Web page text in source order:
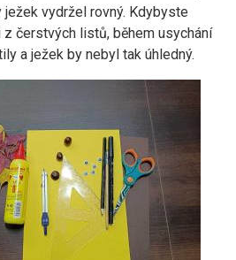
ježek vydržel rovný. Kdybyste
z čerstvých listů, během usychání
a ježek by nebyl tak úhledný.